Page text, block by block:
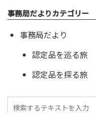
事務局だよりカテゴリー
事務局だより
認定品を巡る旅
認定品を探る旅